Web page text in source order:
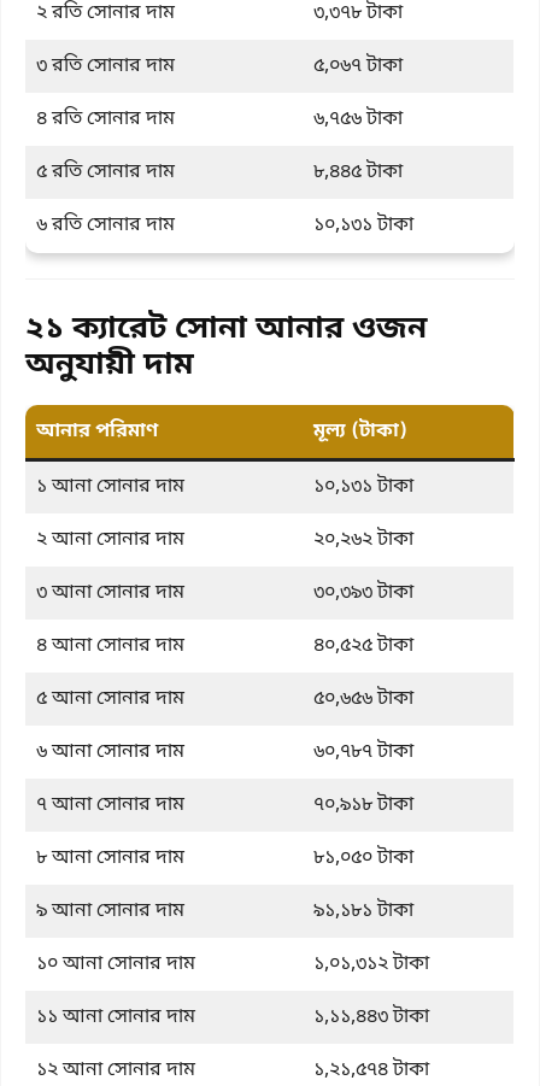
২ রতি সোনার দাম
৩,৩৭৮ টাকা
৩ রতি সোনার দাম
৫,০৬৭ টাকা
৪ রতি সোনার দাম
৬,৭৫৬ টাকা
৫ রতি সোনার দাম
৮,৪৪৫ টাকা
৬ রতি সোনার দাম
১০,১৩১ টাকা
২১ ক্যারেট সোনা আনার ওজন
অনুযায়ী দাম
আনার পরিমাণ মূল্য (টাকা)
১ আনা সোনার দাম
১০,১৩১ টাকা
২ আনা সোনার দাম
২০,২৬২ টাকা
৩ আনা সোনার দাম
৩০,৩৯৩ টাকা
৪ আনা সোনার দাম
৪০,৫২৫ টাকা
৫ আনা সোনার দাম
৫০,৬৫৬ টাকা
৬ আনা সোনার দাম
৬০,৭৮৭ টাকা
৭ আনা সোনার দাম
৭০,৯১৮ টাকা
৮ আনা সোনার দাম
৮১,০৫০ টাকা
৯ আনা সোনার দাম
৯১,১৮১ টাকা
১০ আনা সোনার দাম
১,০১,৩১২ টাকা
১১ আনা সোনার দাম
১,১১,৪৪৩ টাকা
১২ আনা সোনার দাম
১,২১,৫৭৪ টাকা